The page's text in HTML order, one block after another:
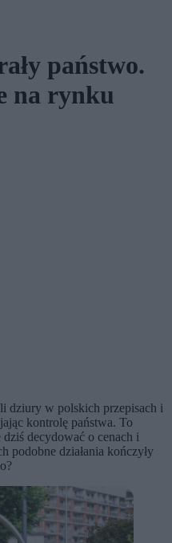
państwo.
na rynku
dziury w polskich przepisach i
kontrolę państwa. To
decydować o cenach i
podobne działania kończyły